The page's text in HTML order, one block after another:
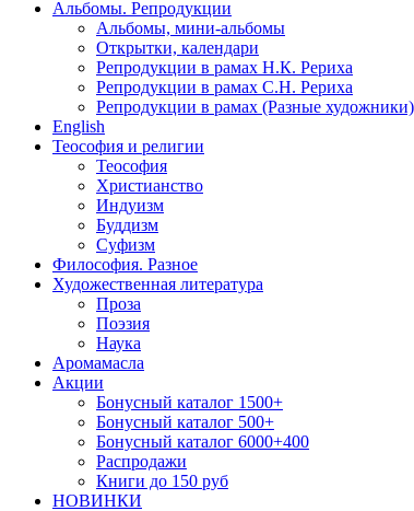
Альбомы. Репродукции
Альбомы, мини-альбомы
Открытки, календари
Репродукции в рамах Н.К. Рериха
Репродукции в рамах С.Н. Рериха
Репродукции в рамах (Разные художники)
English
Теософия и религии
Теософия
Христианство
Индуизм
Буддизм
Суфизм
Философия. Разное
Художественная литература
Проза
Поэзия
Наука
Аромамасла
Акции
Бонусный каталог 1500+
Бонусный каталог 500+
Бонусный каталог 6000+400
Распродажи
Книги до 150 руб
НОВИНКИ